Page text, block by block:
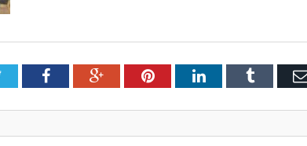
TwitterFacebookGoogle+PinterestLinkedInTumblr